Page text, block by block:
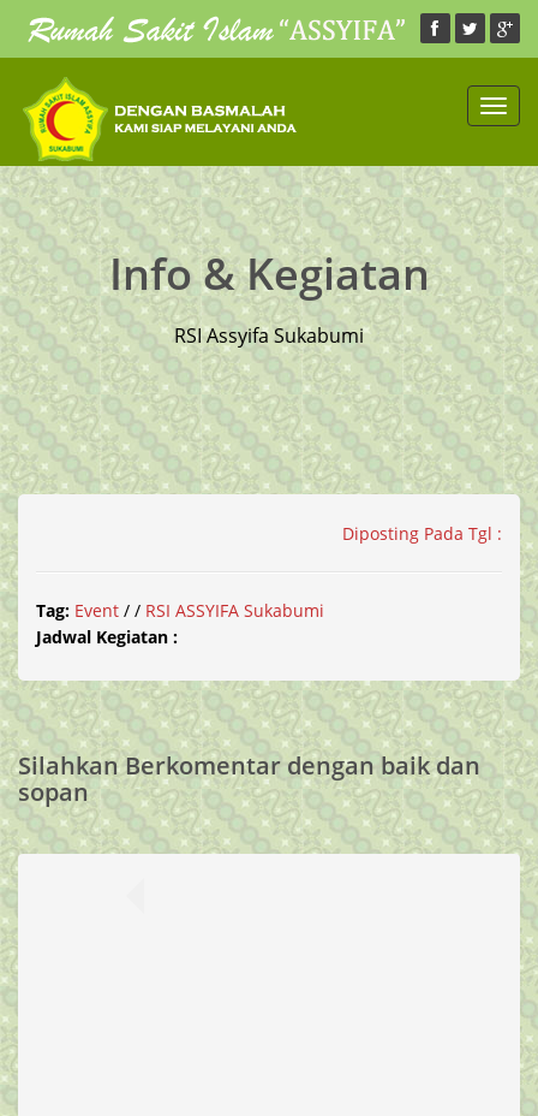
Info & Kegiatan
RSI Assyifa Sukabumi
Diposting Pada Tgl :
Tag: Event / / RSI ASSYIFA Sukabumi
Jadwal Kegiatan :
Silahkan Berkomentar dengan baik dan
sopan